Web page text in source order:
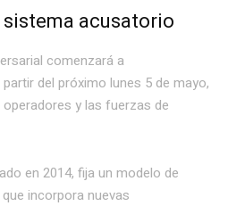
sistema acusatorio
comenzará a
del próximo lunes 5 de mayo,
y las fuerzas de
en 2014, fija un modelo de
incorpora nuevas